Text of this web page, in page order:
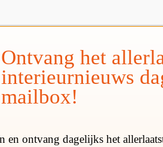
Ontvang het
interieurnieuws
mailbox!
en ontvang dagelijks het